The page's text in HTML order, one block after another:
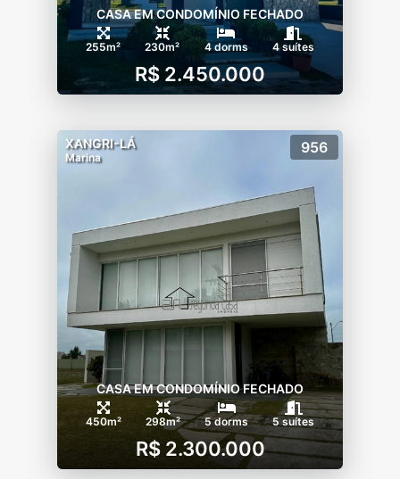
CASA EM CONDOMÍNIO FECHADO
255m² 230m² 4 dorms 4 suítes
R$ 2.450.000
XANGRI-LÁ
Marina
956
CASA EM CONDOMÍNIO FECHADO
450m² 298m² 5 dorms 5 suítes
R$ 2.300.000